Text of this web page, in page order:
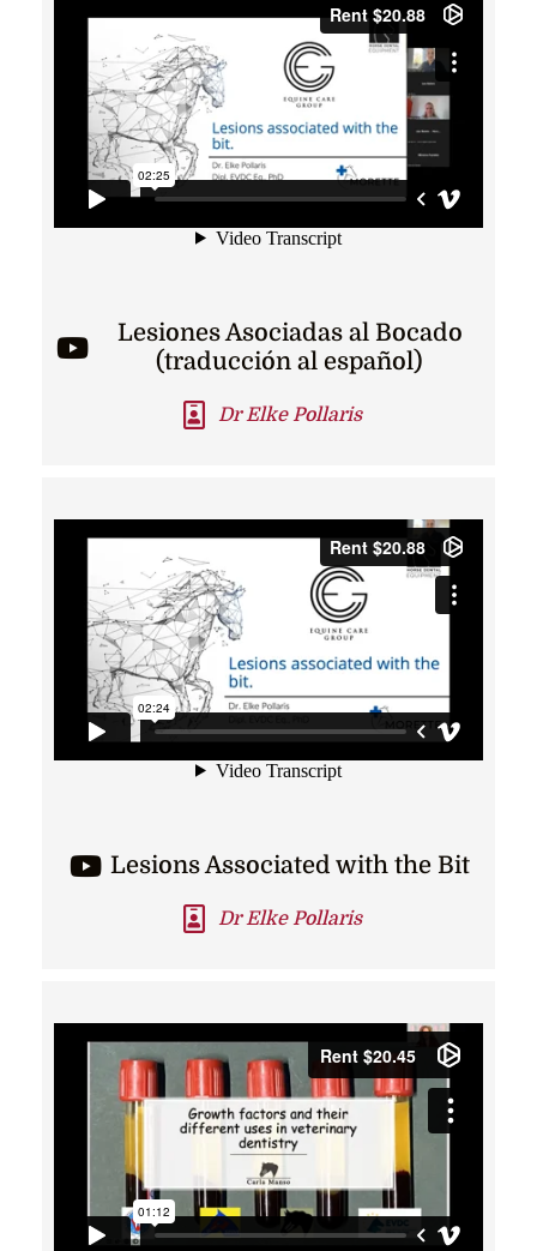
Lesiones Asociadas al Bocado
(traducción al español)
Dr Elke Pollaris
Lesions Associated with the Bit
Dr Elke Pollaris